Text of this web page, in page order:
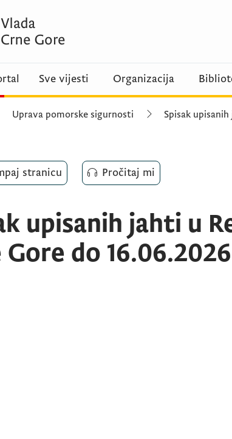
Sve vijesti Organizacija
Uprava pomorske sigurnosti Spisak
stranicu Pročitaj mi
upisanih jahti u
Gore do